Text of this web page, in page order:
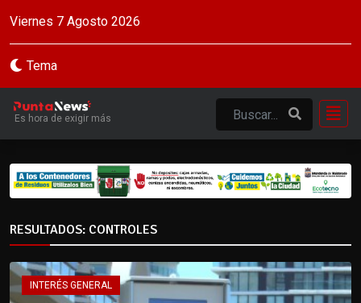
Viernes 7 Agosto 2026
Tema
Es hora de exigir más
RESULTADOS: CONTROLES
INTERÉS GENERAL